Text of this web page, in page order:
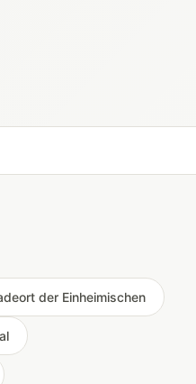
der Einheimischen